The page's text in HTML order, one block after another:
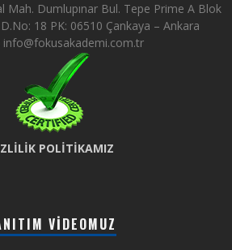
Mah. Dumlupınar Bul. Tepe Prime A Blok
18 PK: 06510 Çankaya – Ankara
info@fokusakademi.com.tr
POLİTİKAMIZ
VIDEOMUZ